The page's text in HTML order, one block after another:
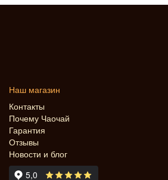
Наш магазин
Контакты
Почему Чаочай
Гарантия
Отзывы
Новости и блог